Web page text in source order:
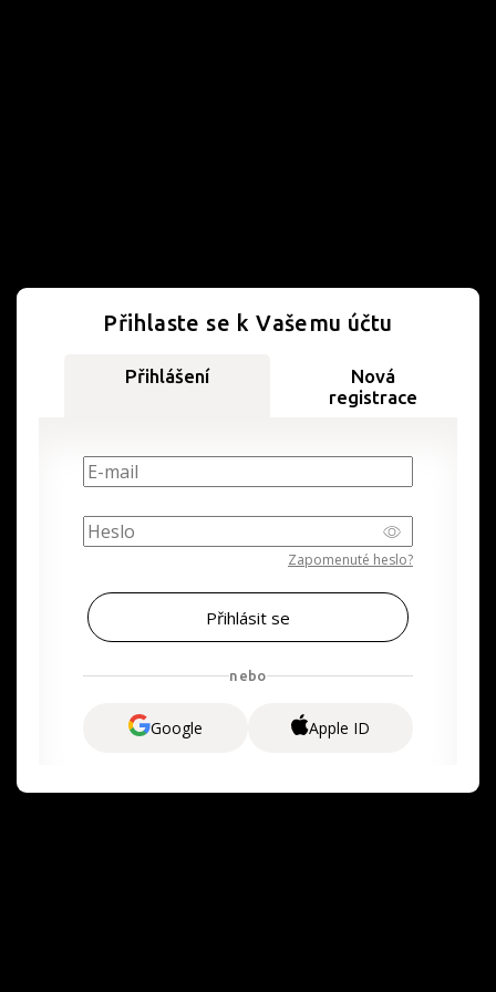
Přihlaste se k Vašemu účtu
Přihlášení
Nová
registrace
Zapomenuté heslo?
nebo
Google Apple ID